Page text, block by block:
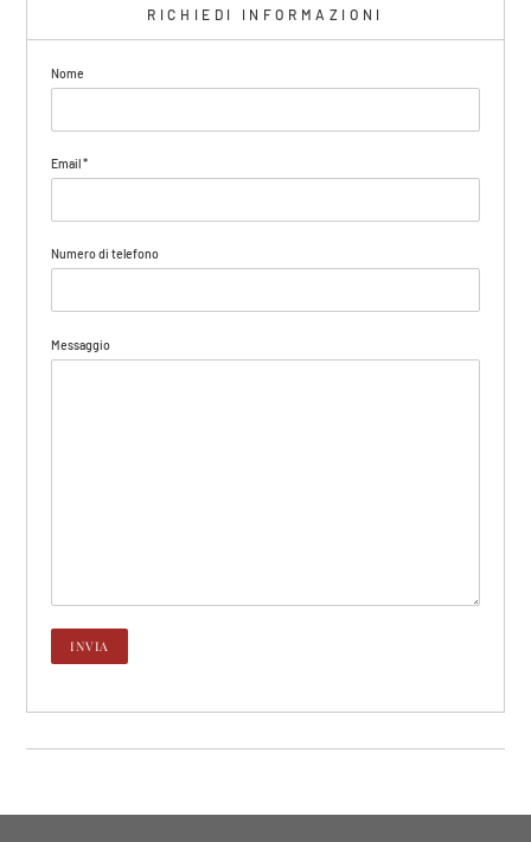
RICHIEDI INFORMAZIONI
Nome
Email*
Numero di telefono
Messaggio